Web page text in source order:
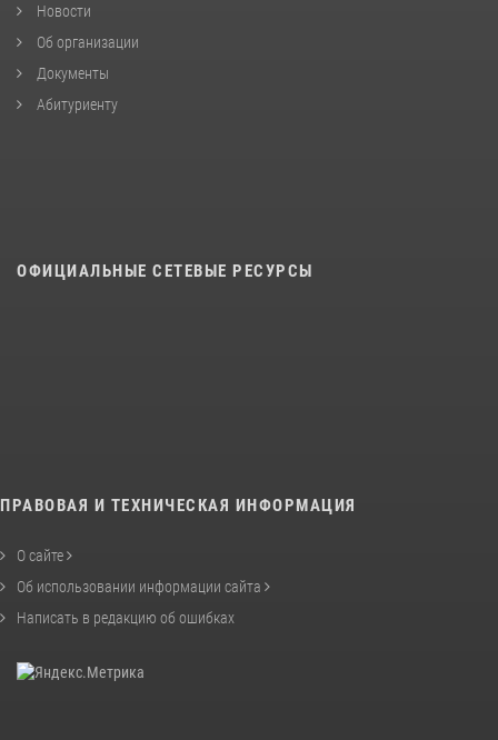
Новости
Об организации
Документы
Абитуриенту
ОФИЦИАЛЬНЫЕ СЕТЕВЫЕ РЕСУРСЫ
ПРАВОВАЯ И ТЕХНИЧЕСКАЯ ИНФОРМАЦИЯ
О сайте
Об использовании информации сайта
Написать в редакцию об ошибках